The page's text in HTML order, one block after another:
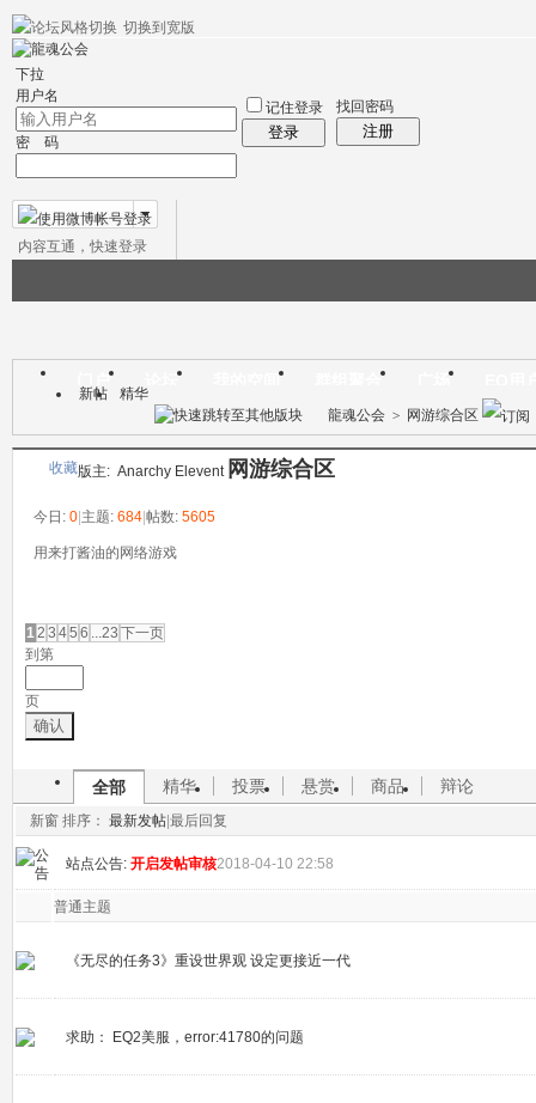
切换到宽版
下拉
用户名
密 码
记住登录
登录
找回密码
注册
微博帐号登录
内容互通，快速登录
门户 论坛 我的空间 群组聚合 广场
新帖
精华
龍魂公会 > 网游综合区
版主: Anarchy Elevent 网游综合区
收藏
今日: 0|主题: 684|帖数: 5605
用来打酱油的网络游戏
12 3 45 6 ...23 下一页
到第
页
确认
全部 精华 投票 悬赏 商品 辩论
新窗 排序： 最新发帖|最后回复
站点公告: 开启发帖审核2018-04-10 22:58
普通主题
《无尽的任务3》重设世界观 设定更接近一代
求助： EQ2美服，error:41780的问题